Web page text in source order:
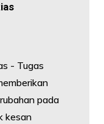
- Tugas
pada
kesan